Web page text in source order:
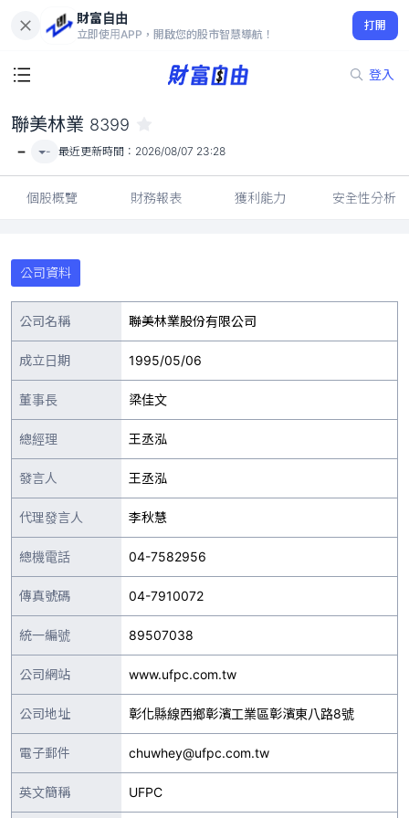
財富自由
立即使用APP，開啟您的股市智慧導航！
打開
登入
-
聯美林業 8399
- - 最近更新時間： 2026/08/07 23:28
個股概覽 財務報表 獲利能力 安全性分析
公司資料
公司名稱 聯美林業股份有限公司
成立日期 1995/05/06
董事長 梁佳文
總經理 王丞泓
發言人 王丞泓
代理發言人 李秋慧
總機電話 04-7582956
傳真號碼 04-7910072
統一編號 89507038
公司網站 www.ufpc.com.tw
公司地址 彰化縣線西鄉彰濱工業區彰濱東八路8號
電子郵件 chuwhey@ufpc.com.tw
英文簡稱 UFPC